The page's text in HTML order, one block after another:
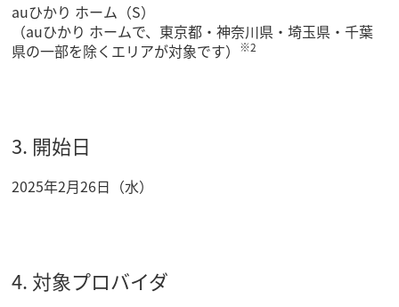
auひかり ホーム（S）
（auひかり ホームで、東京都・神奈川県・埼玉県・千葉
県の一部を除くエリアが対象です）
※2
3. 開始日
2025年2月26日（水）
4. 対象プロバイダ